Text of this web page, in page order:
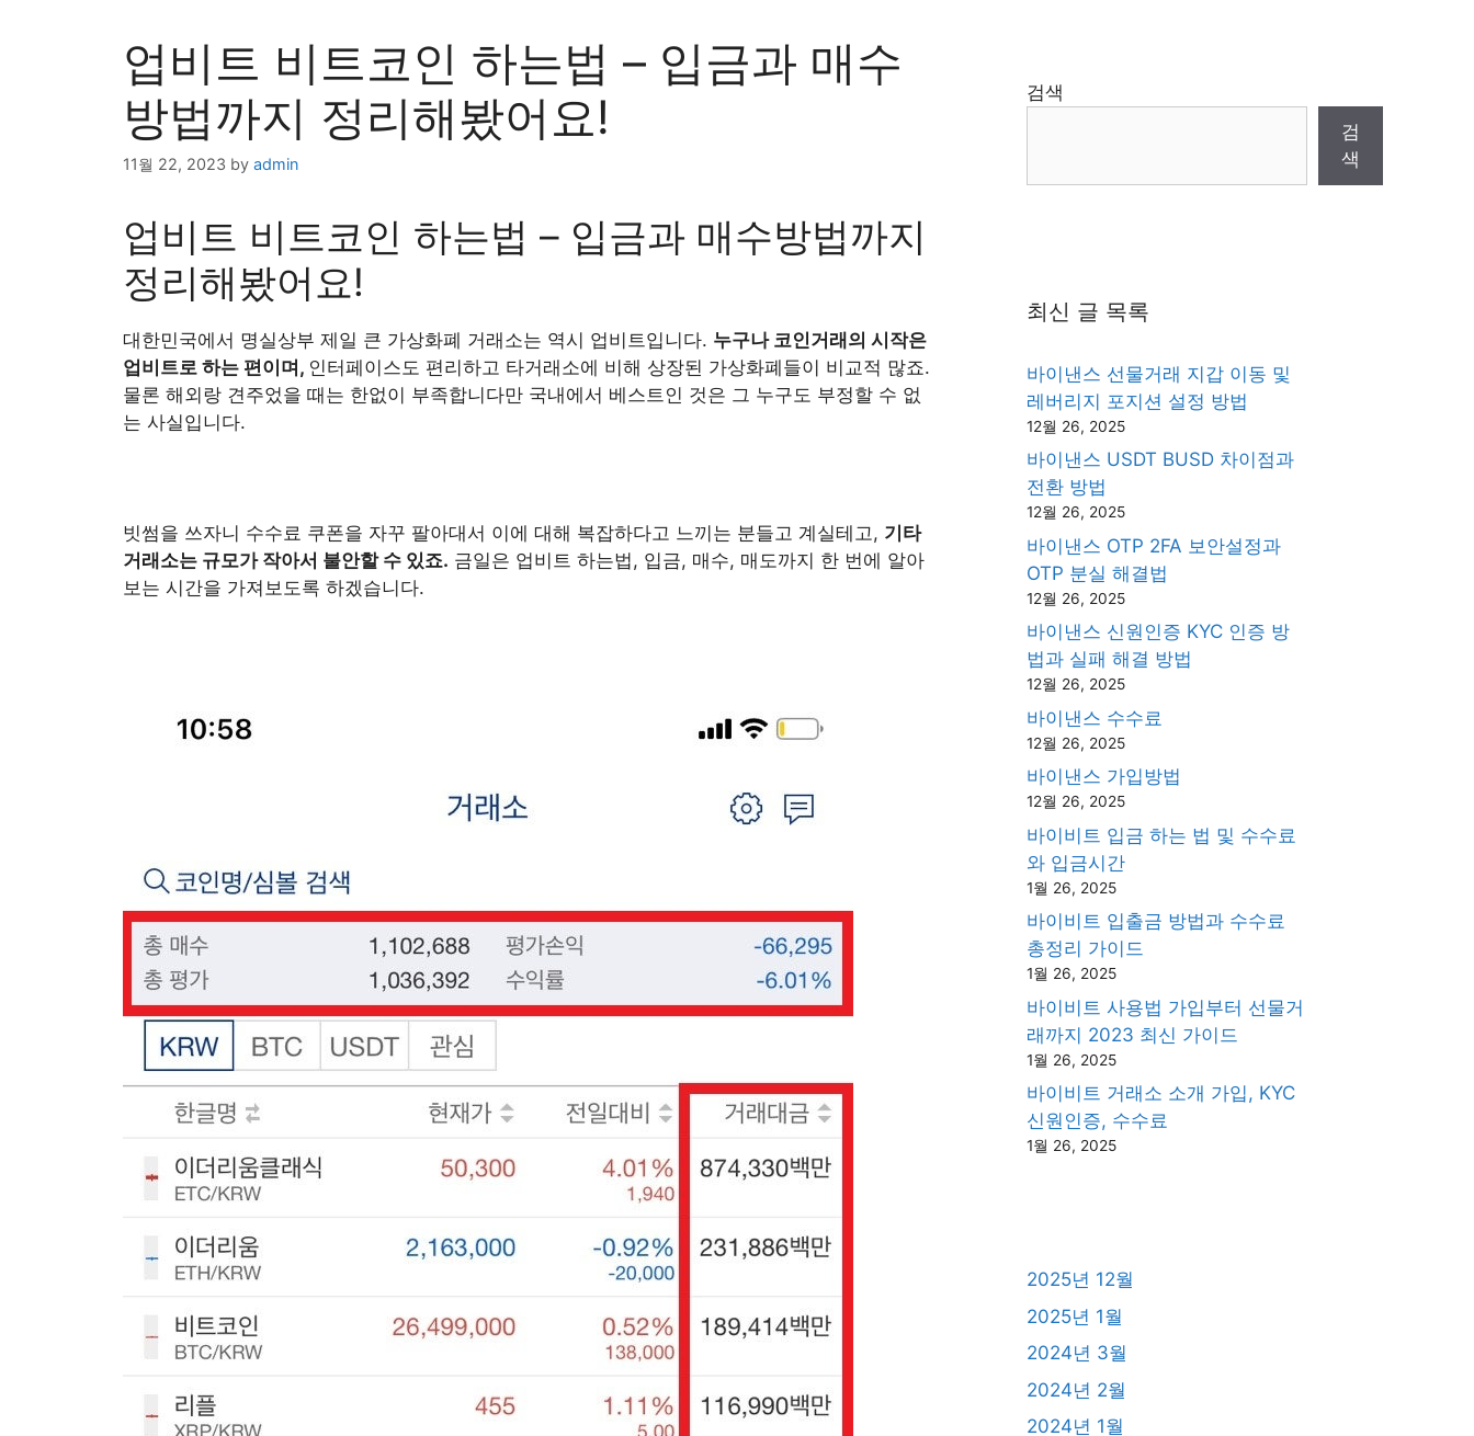
업비트 비트코인 하는법 – 입금과 매수
방법까지 정리해봤어요!
11월 22, 2023 by admin
업비트 비트코인 하는법 – 입금과 매수방법까지
정리해봤어요!
대한민국에서 명실상부 제일 큰 가상화폐 거래소는 역시 업비트입니다. 누구나 코인거래의 시작은
업비트로 하는 편이며, 인터페이스도 편리하고 타거래소에 비해 상장된 가상화폐들이 비교적 많죠.
물론 해외랑 견주었을 때는 한없이 부족합니다만 국내에서 베스트인 것은 그 누구도 부정할 수 없
는 사실입니다.
빗썸을 쓰자니 수수료 쿠폰을 자꾸 팔아대서 이에 대해 복잡하다고 느끼는 분들고 계실테고, 기타
거래소는 규모가 작아서 불안할 수 있죠. 금일은 업비트 하는법, 입금, 매수, 매도까지 한 번에 알아
보는 시간을 가져보도록 하겠습니다.
검색
검
색
최신 글 목록
바이낸스 선물거래 지갑 이동 및
레버리지 포지션 설정 방법
12월 26, 2025
바이낸스 USDT BUSD 차이점과
전환 방법
12월 26, 2025
바이낸스 OTP 2FA 보안설정과
OTP 분실 해결법
12월 26, 2025
바이낸스 신원인증 KYC 인증 방
법과 실패 해결 방법
12월 26, 2025
바이낸스 수수료
12월 26, 2025
바이낸스 가입방법
12월 26, 2025
바이비트 입금 하는 법 및 수수료
와 입금시간
1월 26, 2025
바이비트 입출금 방법과 수수료
총정리 가이드
1월 26, 2025
바이비트 사용법 가입부터 선물거
래까지 2023 최신 가이드
1월 26, 2025
바이비트 거래소 소개 가입, KYC
신원인증, 수수료
1월 26, 2025
2025년 12월
2025년 1월
2024년 3월
2024년 2월
2024년 1월